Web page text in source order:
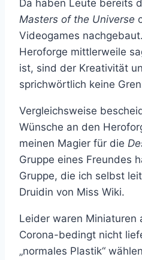
Da haben Leute bereits
Masters of the Universe
Videogames
Heroforge mittlerweile
ist, sind der Kreativität
sprichwörtlich keine
Vergleichsweise
Wünsche an den
meinen Magier für die
Gruppe eines Freundes
Gruppe, die ich selbst
Druidin von Miss Wiki.
Leider waren Miniaturen
Corona-bedingt nicht
„normales Plastik“